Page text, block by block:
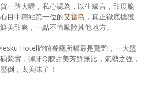
一路大嚼，私心認為，以生蠔言，甜度脆
目中穩站第一位的艾雷島 ，真正徹底擄獲
美甜爽，一點不輸歐陸其他地方。
Hotel旅館餐廳所嚐最是驚艷，一大盤
緊實，彈牙Q腴甜美芳鮮無比，氣勢之強，
倒，太美味了！